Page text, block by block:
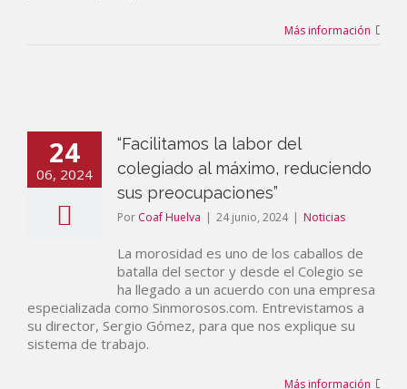
Más información
24
06, 2024
“Facilitamos la labor del
colegiado al máximo, reduciendo
sus preocupaciones”
Por Coaf Huelva | 24 junio, 2024 | Noticias
La morosidad es uno de los caballos de
batalla del sector y desde el Colegio se
ha llegado a un acuerdo con una empresa
especializada como Sinmorosos.com. Entrevistamos a
su director, Sergio Gómez, para que nos explique su
sistema de trabajo.
Más información